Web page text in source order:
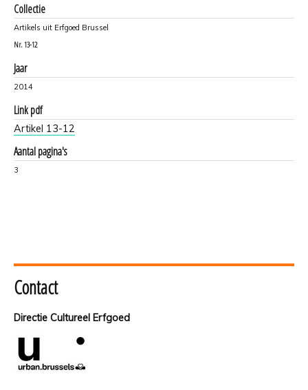
Collectie
Artikels uit Erfgoed Brussel
Nr. 13-12
Jaar
2014
Link pdf
Artikel 13-12
Aantal pagina's
3
Contact
Directie Cultureel Erfgoed